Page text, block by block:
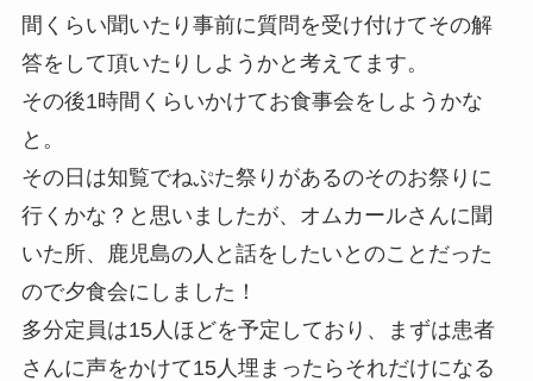
間くらい聞いたり事前に質問を受け付けてその解
答をして頂いたりしようかと考えてます。
その後1時間くらいかけてお食事会をしようかな
と。
その日は知覧でねぷた祭りがあるのそのお祭りに
行くかな？と思いましたが、オムカールさんに聞
いた所、鹿児島の人と話をしたいとのことだった
ので夕食会にしました！
多分定員は15人ほどを予定しており、まずは患者
さんに声をかけて15人埋まったらそれだけになる